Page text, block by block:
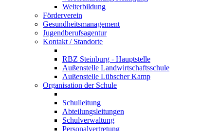
Weiterbildung
Förderverein
Gesundheitsmanagement
Jugendberufsagentur
Kontakt / Standorte
RBZ Steinburg - Hauptstelle
Außenstelle Landwirtschaftsschule
Außenstelle Lübscher Kamp
Organisation der Schule
Schulleitung
Abteilungsleitungen
Schulverwaltung
Personalvertretung